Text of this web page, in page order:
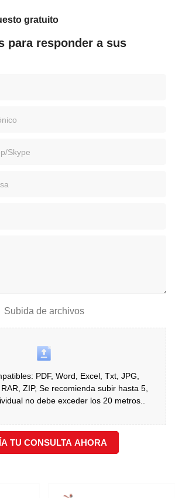
gratuito
para responder a sus
Subida de archivos
PDF, Word, Excel, Txt, JPG,
RAR, ZIP, Se recomienda subir hasta 5,
no debe exceder los 20 metros..
TU CONSULTA AHORA